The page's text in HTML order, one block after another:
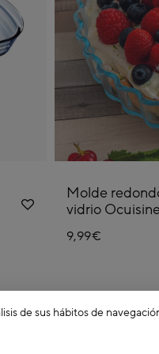
Molde
vidrio
9,99€
de sus hábitos de